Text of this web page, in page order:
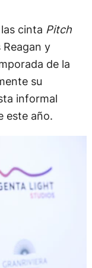
cinta Pitch
y
de la
su
informal
este año.